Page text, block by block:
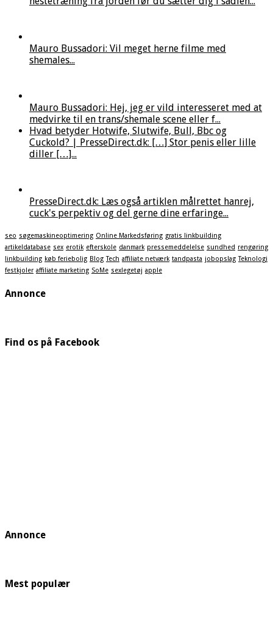
Mauro Bussadori: Vil meget herne filme med
shemales...
Mauro Bussadori: Hej, jeg er vild interesseret med at
medvirke til en trans/shemale scene eller f...
Hvad betyder Hotwife, Slutwife, Bull, Bbc og
Cuckold? | PresseDirect.dk: […] Stor penis eller lille
diller […]...
PresseDirect.dk: Læs også artiklen målrettet hanrej,
cuck's perpektiv og del gerne dine erfaringe...
seo søgemaskineoptimering Online Markedsføring gratis linkbuilding
artikeldatabase sex erotik efterskole danmark pressemeddelelse sundhed rengøring
linkbuilding køb feriebolig Blog Tech affiliate netværk tandpasta jobopslag Teknologi
festkjoler affiliate marketing SoMe sexlegetøj apple
Annonce
Find os på Facebook
Annonce
Mest populær